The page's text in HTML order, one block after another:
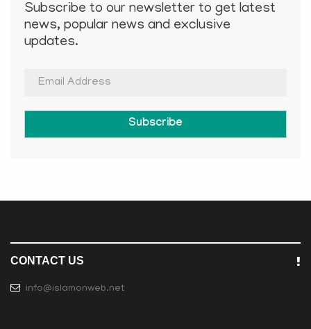
Subscribe to our newsletter to get latest
news, popular news and exclusive
updates.
Subscribe
CONTACT US
info@islamonweb.net